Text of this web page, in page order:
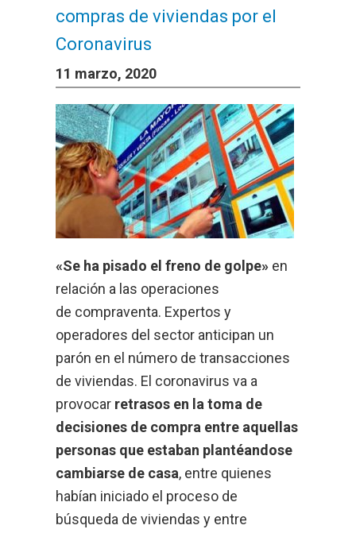
compras de viviendas por el
Coronavirus
11 marzo, 2020
«Se ha pisado el freno de golpe»en
relación a las operaciones
de compraventa. Expertos y
operadores del sector anticipan un
parón en el número de transacciones
de viviendas. El coronavirus va a
provocar retrasos en la toma de
decisiones de compra entre aquellas
personas que estaban plantéandose
cambiarse de casa, entre quienes
habían iniciado el proceso de
búsqueda de viviendas y entre